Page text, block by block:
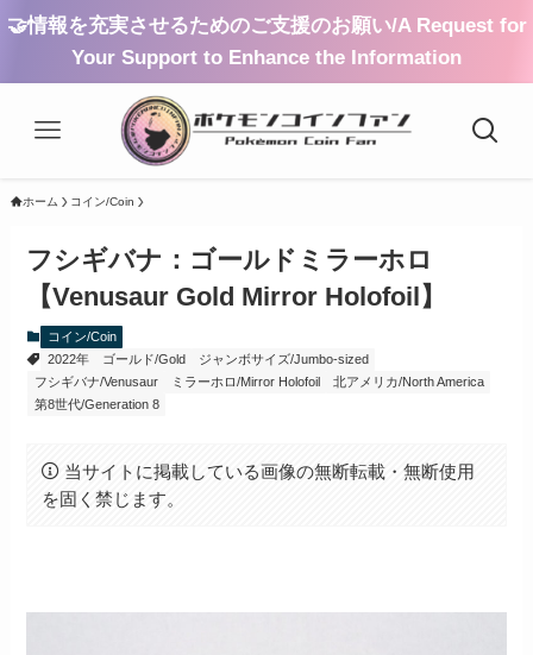
🤝情報を充実させるためのご支援のお願い/A Request for
Your Support to Enhance the Information
ホーム コイン/Coin
フシギバナ：ゴールドミラーホロ
【Venusaur Gold Mirror Holofoil】
コイン/Coin
2022年
ゴールド/Gold
ジャンボサイズ/Jumbo-sized
フシギバナ/Venusaur
ミラーホロ/Mirror Holofoil
北アメリカ/North America
第8世代/Generation 8
当サイトに掲載している画像の無断転載・無断使用
を固く禁じます。